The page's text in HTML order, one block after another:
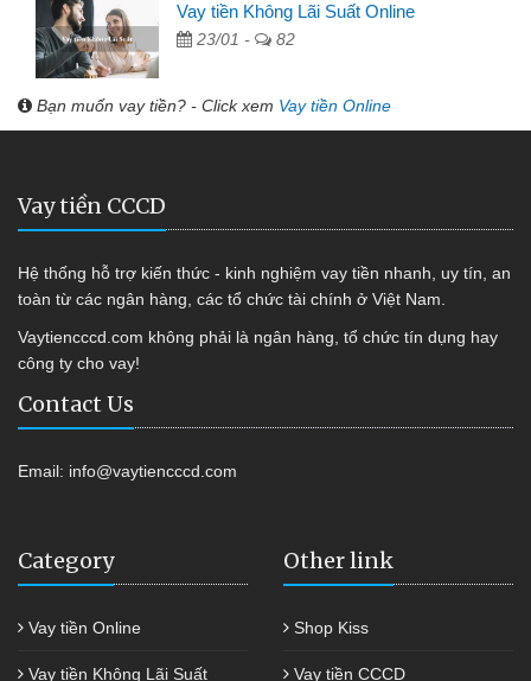
Vay tiền Không Lãi Suất Online
23/01 - 82
Bạn muốn vay tiền? - Click xem Vay tiền Online
Vay tiền CCCD
Hệ thống hỗ trợ kiến thức - kinh nghiệm vay tiền nhanh, uy tín, an
toàn từ các ngân hàng, các tổ chức tài chính ở Việt Nam.
Vaytiencccd.com không phải là ngân hàng, tổ chức tín dụng hay
công ty cho vay!
Contact Us
Email: info@vaytiencccd.com
Category
Vay tiền Online
Vay tiền Không Lãi Suất
Other link
Shop Kiss
Vay tiền CCCD